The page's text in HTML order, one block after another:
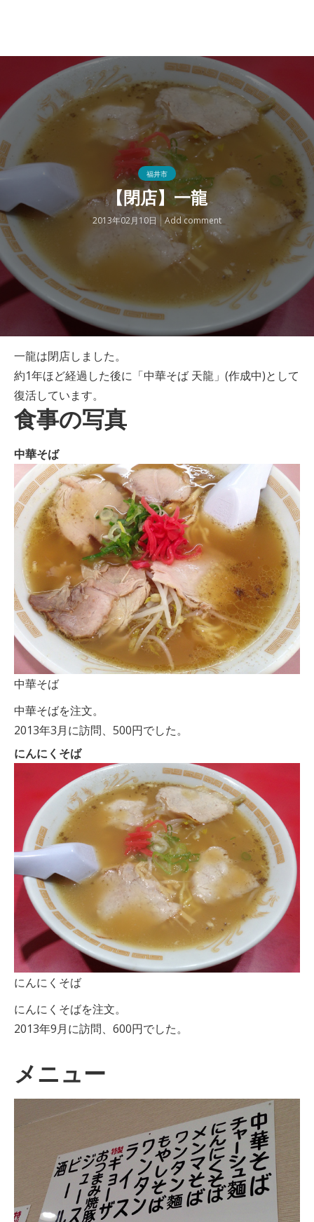
福井市
【閉店】一龍
2013年02月10日 Add comment
一龍は閉店しました。
約1年ほど経過した後に「中華そば 天龍」(作成中)として
復活しています。
食事の写真
中華そば
中華そば
中華そばを注文。
2013年3月に訪問、500円でした。
にんにくそば
にんにくそば
にんにくそばを注文。
2013年9月に訪問、600円でした。
メニュー